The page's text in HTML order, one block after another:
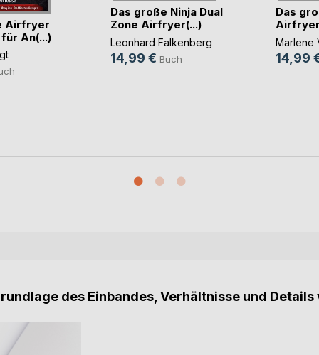
Airfryer
An(...)
Das große Ninja Dual
Zone Airfryer(...)
Leonhard Falkenberg
14,99 € Buch
Das
Marlene
14,99
des Einbandes, Verhältnisse und